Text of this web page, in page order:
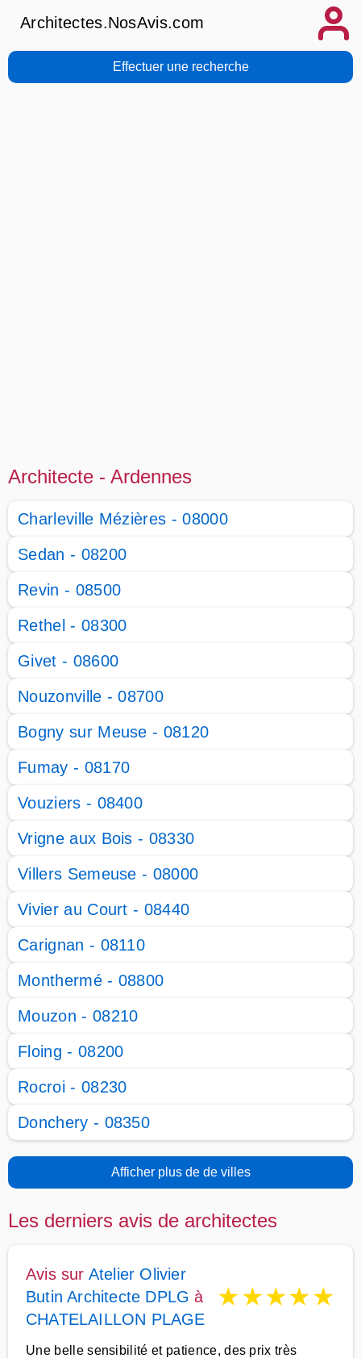
Architectes.NosAvis.com
Effectuer une recherche
Architecte - Ardennes
Charleville Mézières - 08000
Sedan - 08200
Revin - 08500
Rethel - 08300
Givet - 08600
Nouzonville - 08700
Bogny sur Meuse - 08120
Fumay - 08170
Vouziers - 08400
Vrigne aux Bois - 08330
Villers Semeuse - 08000
Vivier au Court - 08440
Carignan - 08110
Monthermé - 08800
Mouzon - 08210
Floing - 08200
Rocroi - 08230
Donchery - 08350
Afficher plus de de villes
Les derniers avis de architectes
Avis sur Atelier Olivier
Butin Architecte DPLG à
CHATELAILLON PLAGE
★★★★★
Une belle sensibilité et patience, des prix très